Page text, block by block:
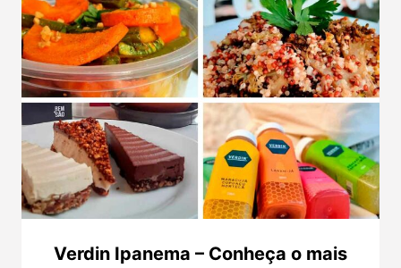
Verdin Ipanema – Conheça o mais